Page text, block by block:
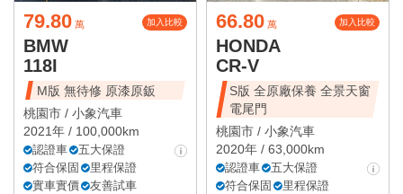
79.80 萬 加入比較
BMW
118I
M版 無待修 原漆原鈑
桃園市 / 小象汽車
2021年 / 100,000km
認證車
五大保證
符合保固
里程保證
實車實價
友善試車
66.80 萬 加入比較
HONDA
CR-V
S版 全原廠保養 全景天窗
電尾門
桃園市 / 小象汽車
2020年 / 63,000km
認證車
五大保證
符合保固
里程保證